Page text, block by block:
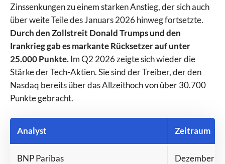
Zinssenkungen zu einem starken Anstieg, der sich auch
über weite Teile des Januars 2026 hinweg fortsetzte.
Durch den Zollstreit Donald Trumps und den
Irankrieg gab es markante Rücksetzer auf unter
25.000 Punkte.Im Q2 2026 zeigte sich wieder die
Stärke der Tech-Aktien. Sie sind der Treiber, der den
Nasdaq bereits über das Allzeithoch von über 30.700
Punkte gebracht.
Analyst Zeitraum
BNP Paribas Dezember